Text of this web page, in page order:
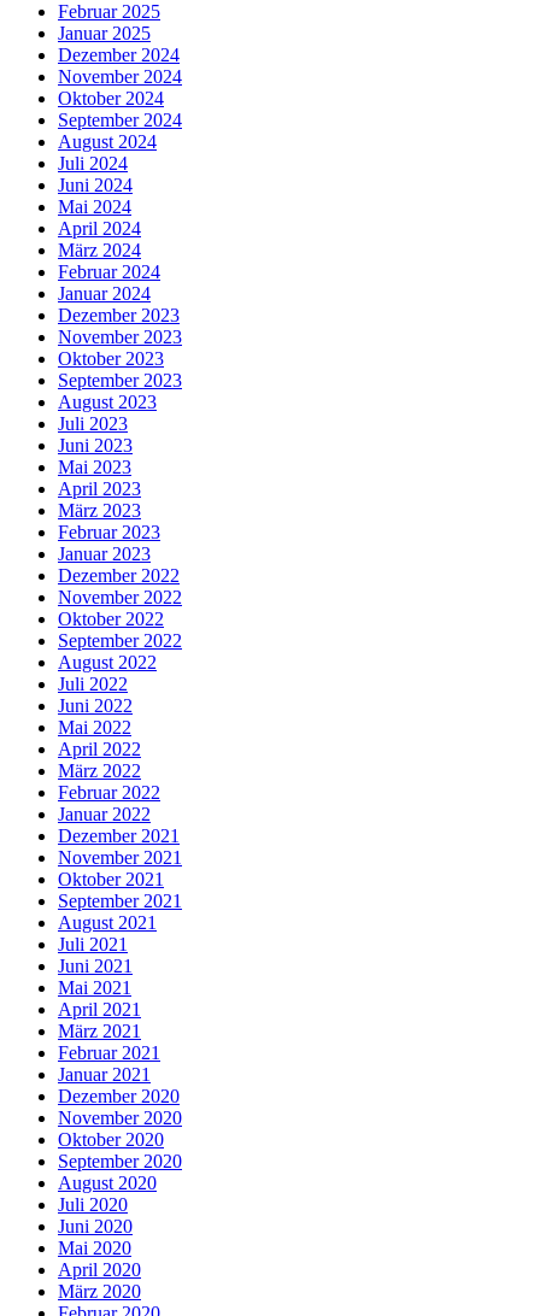
Februar 2025
Januar 2025
Dezember 2024
November 2024
Oktober 2024
September 2024
August 2024
Juli 2024
Juni 2024
Mai 2024
April 2024
März 2024
Februar 2024
Januar 2024
Dezember 2023
November 2023
Oktober 2023
September 2023
August 2023
Juli 2023
Juni 2023
Mai 2023
April 2023
März 2023
Februar 2023
Januar 2023
Dezember 2022
November 2022
Oktober 2022
September 2022
August 2022
Juli 2022
Juni 2022
Mai 2022
April 2022
März 2022
Februar 2022
Januar 2022
Dezember 2021
November 2021
Oktober 2021
September 2021
August 2021
Juli 2021
Juni 2021
Mai 2021
April 2021
März 2021
Februar 2021
Januar 2021
Dezember 2020
November 2020
Oktober 2020
September 2020
August 2020
Juli 2020
Juni 2020
Mai 2020
April 2020
März 2020